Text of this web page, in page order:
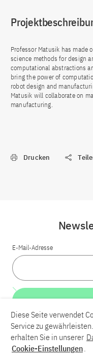
Professor Matusik has
science methods for design
computational abstractions
bring the power of
robot design and
Matusik will collaborate on
manufacturing.
Drucken
E-Mail-Adresse
Diese Seite verwendet
Service zu
erhalten Sie in unserer
Cookie-Einstellungen.